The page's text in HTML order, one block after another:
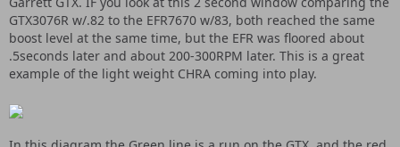
GTX3076R w/.82 to the EFR7670 w/83, both reached the same
boost level at the same time, but the EFR was floored about
.5seconds later and about 200-300RPM later. This is a great
example of the light weight CHRA coming into play.